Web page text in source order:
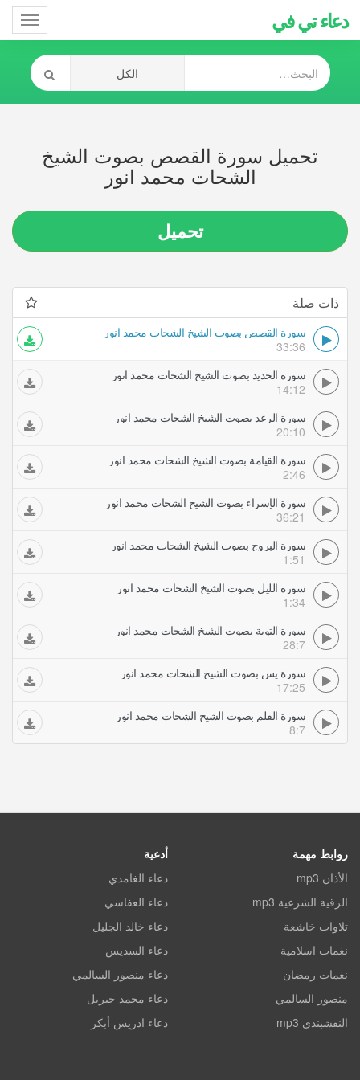
دعاء تي في
تحميل سورة القصص بصوت الشيخ
الشحات محمد انور
تحميل
ذات صلة
سورة القصص بصوت الشيخ الشحات محمد انور
33:36
سورة الحديد بصوت الشيخ الشحات محمد انور
14:12
سورة الرعد بصوت الشيخ الشحات محمد انور
20:10
سورة القيامة بصوت الشيخ الشحات محمد انور
2:46
سورة الإسراء بصوت الشيخ الشحات محمد انور
36:21
سورة البروج بصوت الشيخ الشحات محمد انور
1:51
سورة الليل بصوت الشيخ الشحات محمد انور
1:34
سورة التوبة بصوت الشيخ الشحات محمد انور
28:7
سورة يس بصوت الشيخ الشحات محمد انور
17:25
سورة القلم بصوت الشيخ الشحات محمد انور
8:7
روابط مهمة
الأذان mp3
الرقية الشرعية mp3
تلاوات خاشعة
نغمات اسلامية
نغمات رمضان
منصور السالمي
النقشبندي mp3
أدعية
دعاء الغامدي
دعاء العفاسي
دعاء خالد الجليل
دعاء السديس
دعاء منصور السالمي
دعاء محمد جبريل
دعاء ادريس أبكر